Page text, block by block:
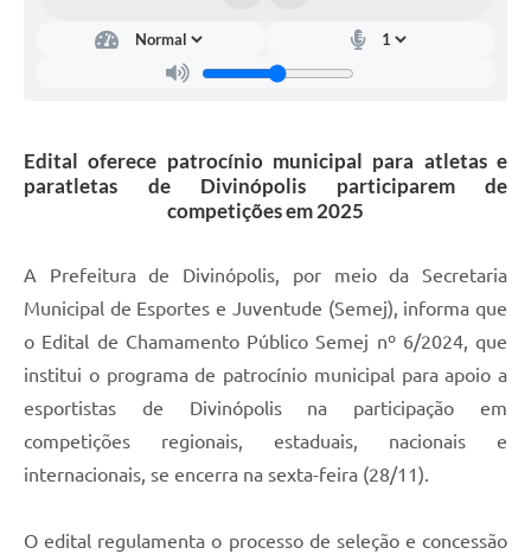
Edital oferece patrocínio municipal para atletas e
paratletas de Divinópolis participarem de
competições em 2025
A Prefeitura de Divinópolis, por meio da Secretaria
Municipal de Esportes e Juventude (Semej), informa que
o Edital de Chamamento Público Semej nº 6/2024, que
institui o programa de patrocínio municipal para apoio a
esportistas de Divinópolis na participação em
competições regionais, estaduais, nacionais e
internacionais, se encerra na sexta-feira (28/11).
O edital regulamenta o processo de seleção e concessão